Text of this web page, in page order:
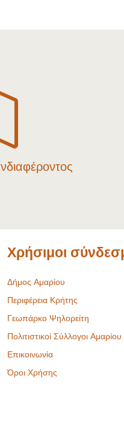
Χρήσιμοι
Δήμος Αμαρίου
Περιφέρεια Κρήτης
Γεωπάρκο Ψηλορείτη
Πολιτιστικοί Σύλλογοι Αμαρίου
Επικοινωνία
Όροι Χρήσης